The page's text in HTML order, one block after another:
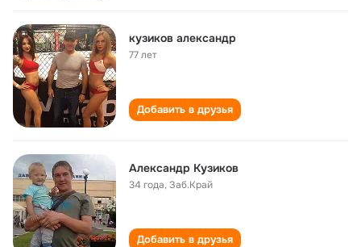
кузиков александр
77 лет
Добавить в друзья
Александр Кузиков
34 года,Заб.Край
Добавить в друзья